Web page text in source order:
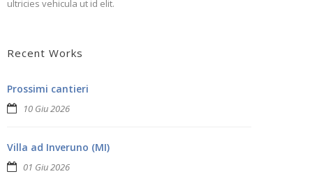
ultricies vehicula ut id elit.
Recent Works
Prossimi cantieri
10 Giu 2026
Villa ad Inveruno (MI)
01 Giu 2026